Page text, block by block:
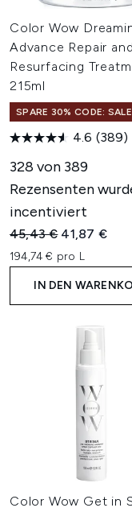
Color Wow
Advance Repair and
Resurfacing
215ml
SPARE 30% CODE:
4.6 (389)
328 von 389
Rezensenten
incentiviert
Unverbindliche
45,43 € Aktueller
41,87 €
194,74 € pro L
IN DEN
Color Wow Get in